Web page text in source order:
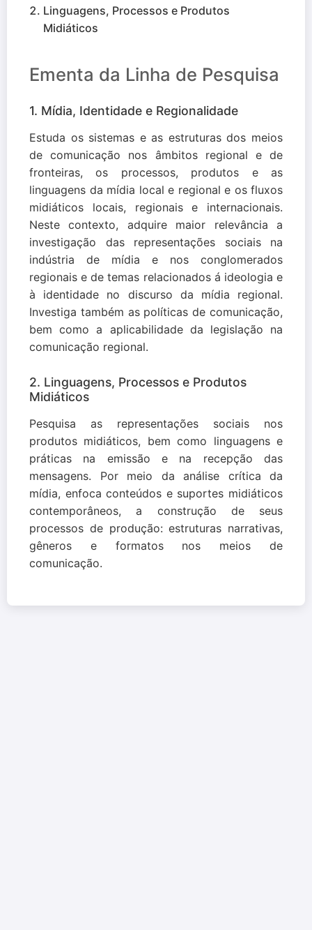
Linguagens, Processos e Produtos
Midiáticos
Ementa da Linha de Pesquisa
1. Mídia, Identidade e Regionalidade
Estuda os sistemas e as estruturas dos meios
de comunicação nos âmbitos regional e de
fronteiras, os processos, produtos e as
linguagens da mídia local e regional e os fluxos
midiáticos locais, regionais e internacionais.
Neste contexto, adquire maior relevância a
investigação das representações sociais na
indústria de mídia e nos conglomerados
regionais e de temas relacionados á ideologia e
à identidade no discurso da mídia regional.
Investiga também as políticas de comunicação,
bem como a aplicabilidade da legislação na
comunicação regional.
2. Linguagens, Processos e Produtos
Midiáticos
Pesquisa as representações sociais nos
produtos midiáticos, bem como linguagens e
práticas na emissão e na recepção das
mensagens. Por meio da análise crítica da
mídia, enfoca conteúdos e suportes midiáticos
contemporâneos, a construção de seus
processos de produção: estruturas narrativas,
gêneros e formatos nos meios de
comunicação.